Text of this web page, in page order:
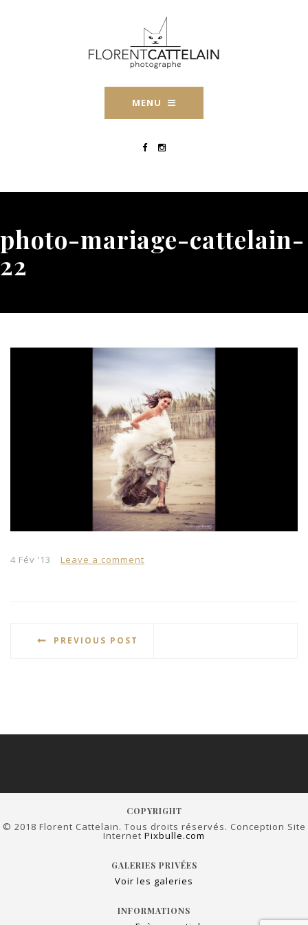
MENU
photo-mariage-cattelain-
22
4 Fév ’13 Leave a comment
PREVIOUS POST
COPYRIGHT
© 2018 Florent Cattelain. Tous droits réservés. Conception Site
Internet Pixbulle.com
GALERIES PRIVÉES
Voir les galeries
INFORMATIONS